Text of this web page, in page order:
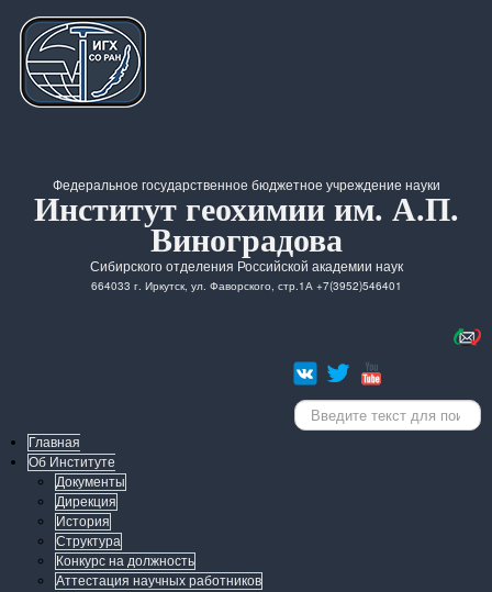
Федеральное государственное бюджетное учреждение науки
Институт геохимии им. А.П.
Виноградова
Сибирского отделения Российской академии наук
664033 г. Иркутск, ул. Фаворского, стр.1А +7(3952)546401
Искать...
Главная
Об Институте
Документы
Дирекция
История
Структура
Конкурс на должность
Аттестация научных работников